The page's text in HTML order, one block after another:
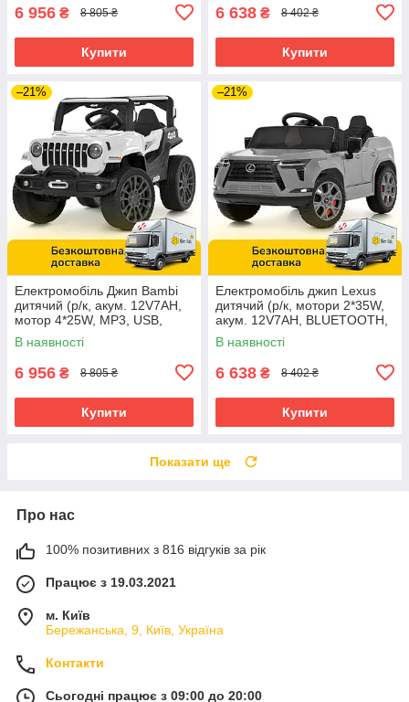
6 956 ₴ 8 805 ₴
Купити
6 638 ₴ 8 402 ₴
Купити
–21%
Електромобіль Джип Bambi
дитячий (р/к, акум. 12V7AH,
мотор 4*25W, MP3, USB,
BLUETOOTH) M 6357EBLR-1
Білий
В наявності
6 956 ₴ 8 805 ₴
Купити
–21%
Електромобіль джип Lexus
дитячий (р/к, мотори 2*35W,
акум. 12V7AH, BLUETOOTH,
MP3, USB) Bambi M
6410EBLR-11 Сірий
В наявності
6 638 ₴ 8 402 ₴
Купити
Показати ще
Про нас
100% позитивних з 816 відгуків за рік
Працює з 19.03.2021
м. Київ
Бережанська, 9, Київ, Україна
Контакти
Сьогодні працює з 09:00 до 20:00